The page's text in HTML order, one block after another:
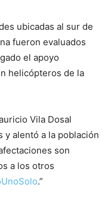
ubicadas al sur de
fueron evaluados
el apoyo
helicópteros de la
Vila Dosal
alentó a la población
son
a los otros
.”